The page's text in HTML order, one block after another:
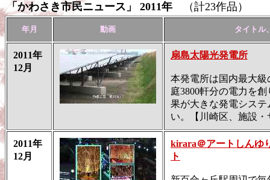
「かわさき市民ニュース」 2011年 （計23作品）
年月 動画 タイトル
2011年
12月
扇島太陽光発電所
本発電所は国内最大
庭3800軒分の電力を
果が大きな発電シス
い。【川崎区、施設・
2011年
12月
kirara＠アートしんゆ
ト